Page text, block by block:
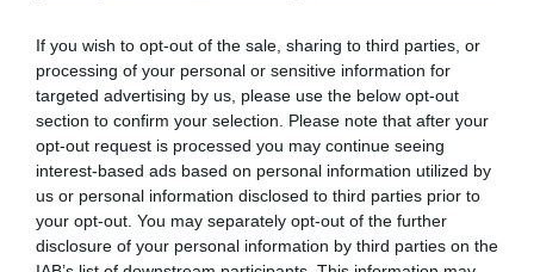
If you wish to opt-out of the sale, sharing to third parties, or
processing of your personal or sensitive information for
targeted advertising by us, please use the below opt-out
section to confirm your selection. Please note that after your
opt-out request is processed you may continue seeing
interest-based ads based on personal information utilized by
us or personal information disclosed to third parties prior to
your opt-out. You may separately opt-out of the further
disclosure of your personal information by third parties on the